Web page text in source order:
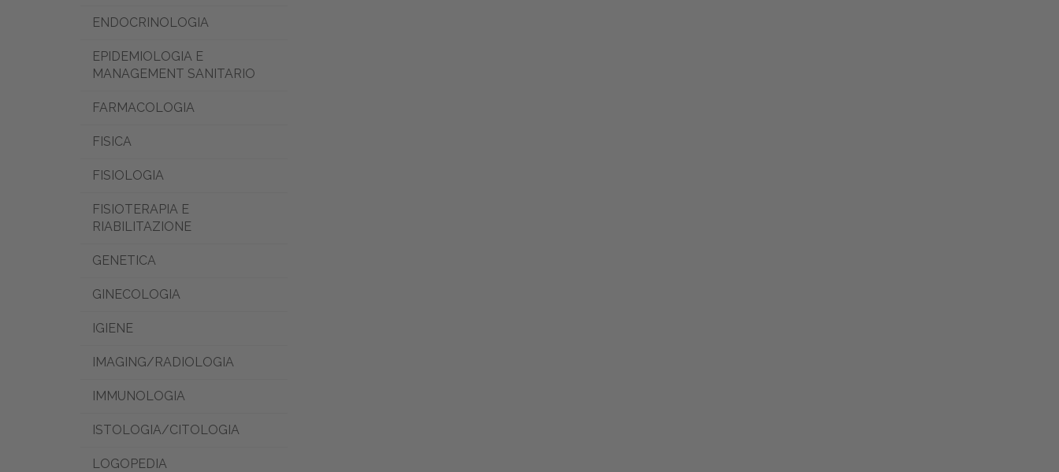
ENDOCRINOLOGIA
EPIDEMIOLOGIA E
MANAGEMENT SANITARIO
FARMACOLOGIA
FISICA
FISIOLOGIA
FISIOTERAPIA E
RIABILITAZIONE
GENETICA
GINECOLOGIA
IGIENE
IMAGING/RADIOLOGIA
IMMUNOLOGIA
ISTOLOGIA/CITOLOGIA
LOGOPEDIA